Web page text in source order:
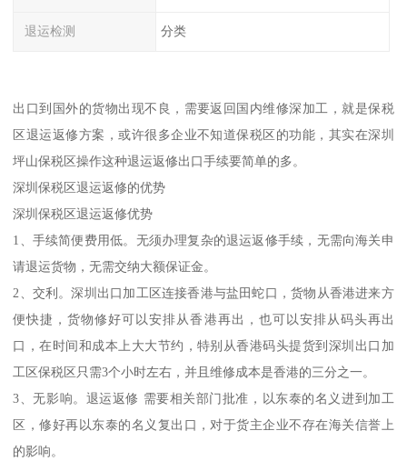
退运检测 分类
出口到国外的货物出现不良，需要返回国内维修深加工，就是保税
区退运返修方案，或许很多企业不知道保税区的功能，其实在深圳
坪山保税区操作这种退运返修出口手续要简单的多。
深圳保税区退运返修的优势
深圳保税区退运返修优势
1、手续简便费用低。无须办理复杂的退运返修手续，无需向海关申
请退运货物，无需交纳大额保证金。
2、交利。深圳出口加工区连接香港与盐田蛇口，货物从香港进来方
便快捷，货物修好可以安排从香港再出，也可以安排从码头再出
口，在时间和成本上大大节约，特别从香港码头提货到深圳出口加
工区保税区只需3个小时左右，并且维修成本是香港的三分之一。
3、无影响。退运返修 需要相关部门批准，以东泰的名义进到加工
区，修好再以东泰的名义复出口，对于货主企业不存在海关信誉上
的影响。